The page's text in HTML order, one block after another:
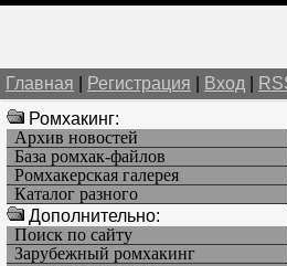
Главная Регистрация Вход
Ромхакинг:
Архив новостей
База ромхак-файлов
Ромхакерская галерея
Каталог разного
Дополнительно:
Поиск по сайту
Зарубежный ромхакинг